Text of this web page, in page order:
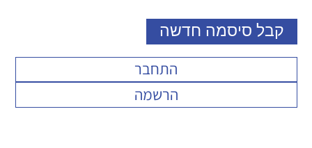
קבל סיסמה חדשה
התחבר
הרשמה